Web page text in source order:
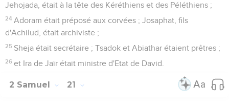
Jehojada, était à la tête des Kéréthiens et des Péléthiens ;
24 Adoram était préposé aux corvées ; Josaphat, fils
d'Achilud, était archiviste ;
25 Sheja était secrétaire ; Tsadok et Abiathar étaient prêtres ;
26 et Ira de Jaïr était ministre d'Etat de David.
2 Samuel 21